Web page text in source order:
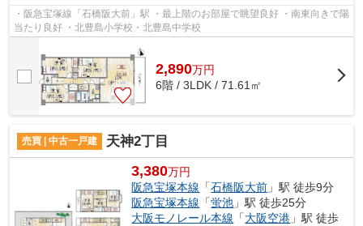
・阪急宝塚線「石橋阪大前」駅 ・最上階のお部屋で眺望良好 ・南東向きで陽
当たり良好 ・北豊島小学校・北豊島中学校
2,890万円
6階 / 3LDK / 71.61㎡
売買 | 中古一戸建 天神2丁目
3,380万円
阪急宝塚本線 「石橋阪大前 」駅 徒歩9分
阪急宝塚本線 「蛍池 」駅 徒歩25分
大阪モノレール本線 「大阪空港 」駅 徒歩